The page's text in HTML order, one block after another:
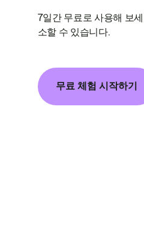
7일간 무료로 사용해 보
소할 수 있습니다.
무료 체험 시작하기